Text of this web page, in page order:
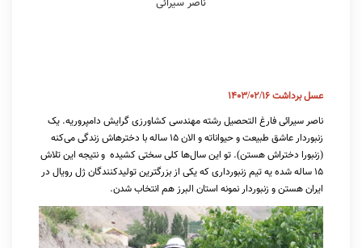
ناصر سیرائی
عسل برداشت 1403/02/16
ناصر سیرائی فارغ التحصیل رشته مهندسی کشاورزی گرایش دامپروریه. یک
زنبوردار عاشق طبیعت و حیواناته و الان 15 ساله با دخترهاش زندگی می‌کنه
(زنبورا دختراش هستن). تو این سال‌ها کلی سختی کشیده و نتیجه این تلاش
15 ساله شده یه تیم زنبورداری که یکی از بزرگترین تولیدکنندگان ژل رویال در
ایران هستن و زنبوردار نمونه استان البرز هم انتخاب شدن.